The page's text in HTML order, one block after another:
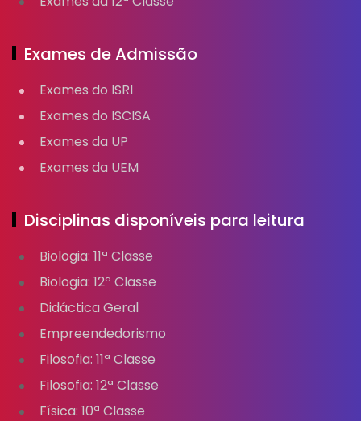
Exames de Admissão
Exames do ISRI
Exames do ISCISA
Exames da UP
Exames da UEM
Disciplinas disponíveis para leitura
Biologia: 11ª Classe
Biologia: 12ª Classe
Didáctica Geral
Empreendedorismo
Filosofia: 11ª Classe
Filosofia: 12ª Classe
Física: 10ª Classe